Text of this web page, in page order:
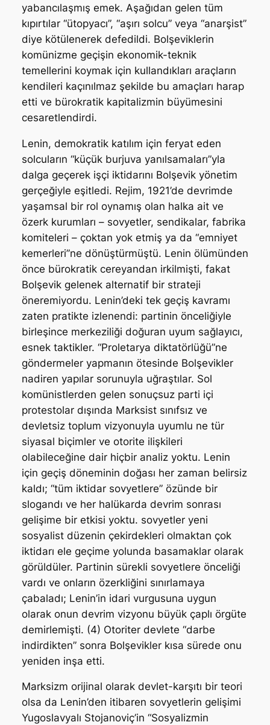
yabancılaşmış emek. Aşağıdan gelen tüm
kıpırtılar “ütopyacı”, “aşırı solcu” veya “anarşist”
diye kötülenerek defedildi. Bolşeviklerin
komünizme geçişin ekonomik-teknik
temellerini koymak için kullandıkları araçların
kendileri kaçınılmaz şekilde bu amaçları harap
etti ve bürokratik kapitalizmin büyümesini
cesaretlendirdi.
Lenin, demokratik katılım için feryat eden
solcuların “küçük burjuva yanılsamaları”yla
dalga geçerek işçi iktidarını Bolşevik yönetim
gerçeğiyle eşitledi. Rejim, 1921’de devrimde
yaşamsal bir rol oynamış olan halka ait ve
özerk kurumları – sovyetler, sendikalar, fabrika
komiteleri – çoktan yok etmiş ya da “emniyet
kemerleri”ne dönüştürmüştü. Lenin ölümünden
önce bürokratik cereyandan irkilmişti, fakat
Bolşevik gelenek alternatif bir strateji
öneremiyordu. Lenin’deki tek geçiş kavramı
zaten pratikte izlenendi: partinin önceliğiyle
birleşince merkeziliği doğuran uyum sağlayıcı,
esnek taktikler. “Proletarya diktatörlüğü”ne
göndermeler yapmanın ötesinde Bolşevikler
nadiren yapılar sorunuyla uğraştılar. Sol
komünistlerden gelen sonuçsuz parti içi
protestolar dışında Marksist sınıfsız ve
devletsiz toplum vizyonuyla uyumlu ne tür
siyasal biçimler ve otorite ilişkileri
olabileceğine dair hiçbir analiz yoktu. Lenin
için geçiş döneminin doğası her zaman belirsiz
kaldı; “tüm iktidar sovyetlere” özünde bir
slogandı ve her halükarda devrim sonrası
gelişime bir etkisi yoktu. sovyetler yeni
sosyalist düzenin çekirdekleri olmaktan çok
iktidarı ele geçime yolunda basamaklar olarak
görüldüler. Partinin sürekli sovyetlere önceliği
vardı ve onların özerkliğini sınırlamaya
çabaladı; Lenin’in idari vurgusuna uygun
olarak onun devrim vizyonu büyük çaplı örgüte
demirlemişti. (4) Otoriter devlete “darbe
indirdikten” sonra Bolşevikler kısa sürede onu
yeniden inşa etti.
Marksizm orijinal olarak devlet-karşıtı bir teori
olsa da Lenin’den itibaren sovyetlerin gelişimi
Yugoslavyalı Stojanoviç’in “Sosyalizmin